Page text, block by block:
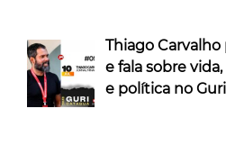
Thiago
e fala sobre
e política no